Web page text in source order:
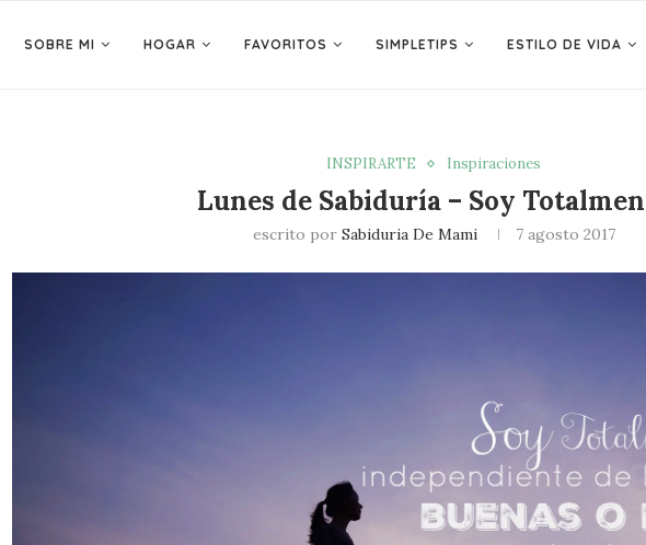
SOBRE MI HOGAR FAVORITOS SIMPLETIPS ESTILO DE VIDA
INSPIRARTE Inspiraciones
Lunes de Sabiduría – Soy
escrito por Sabiduria De Mami 7 agosto 2017